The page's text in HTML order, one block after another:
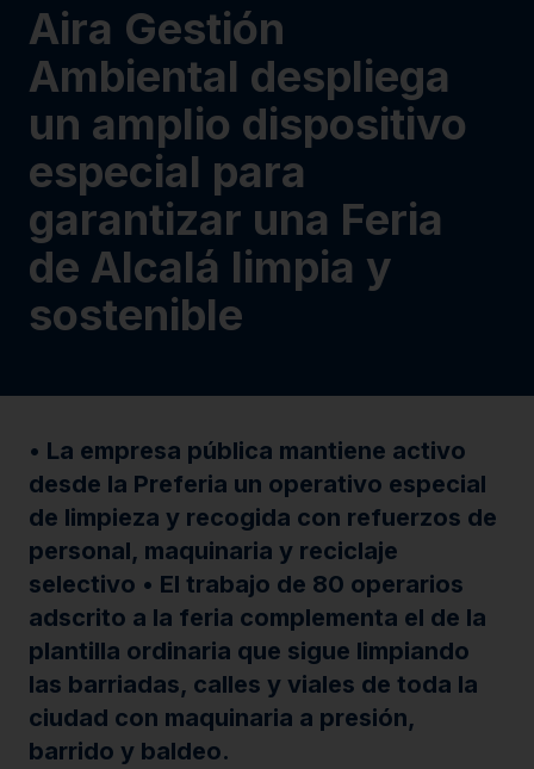
Aira Gestión
Ambiental despliega
un amplio dispositivo
especial para
garantizar una Feria
de Alcalá limpia y
sostenible
• La empresa pública mantiene activo
desde la Preferia un operativo especial
de limpieza y recogida con refuerzos de
personal, maquinaria y reciclaje
selectivo • El trabajo de 80 operarios
adscrito a la feria complementa el de la
plantilla ordinaria que sigue limpiando
las barriadas, calles y viales de toda la
ciudad con maquinaria a presión,
barrido y baldeo.